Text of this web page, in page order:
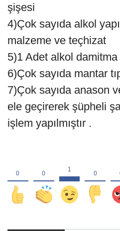
şişesi
4)Çok sayıda alkol
malzeme ve teçhizat
5)1 Adet alkol
6)Çok sayıda mantar
7)Çok sayıda anason
ele geçirerek şüpheli
işlem yapılmıştır .